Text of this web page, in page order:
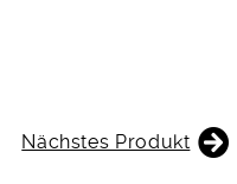
Nächstes Produkt